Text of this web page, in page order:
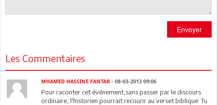
Envoyer
Les Commentaires
MHAMED HASSINE FANTAR - 08-03-2013 09:06
Pour raconter cet événement,sans passer par le discours
ordinaire, l'historien pourrait recourir au verset biblique: Tu